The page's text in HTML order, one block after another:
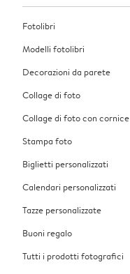
Fotolibri
Modelli fotolibri
Decorazioni da parete
Collage di foto
Collage di foto con cornice
Stampa foto
Biglietti personalizzati
Calendari personalizzati
Tazze personalizzate
Buoni regalo
Tutti i prodotti fotografici